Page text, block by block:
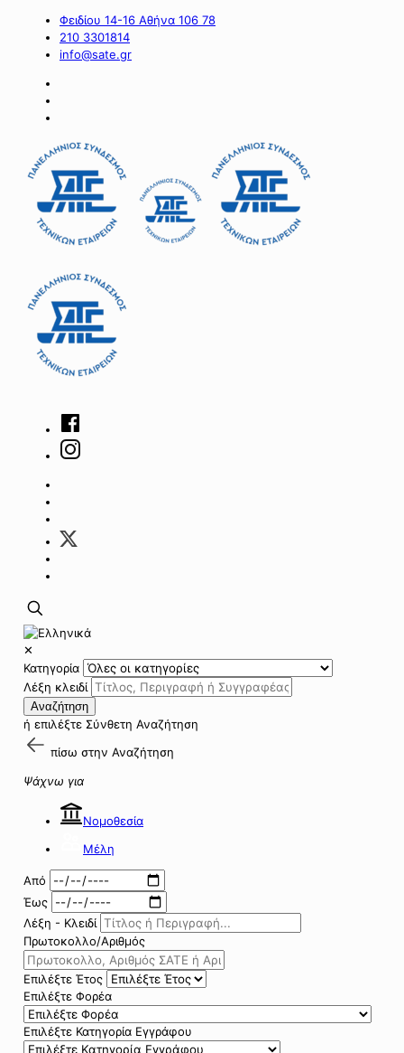
Φειδίου 14-16 Αθήνα 106 78
210 3301814
info@sate.gr
✕
Κατηγορία
Λέξη κλειδί
Αναζήτηση
ή επιλέξτε Σύνθετη Αναζήτηση
πίσω στην Αναζήτηση
Ψάχνω για
Νομοθεσία
Μέλη
Από
Έως
Λέξη - Κλειδί
Πρωτοκολλο/Αριθμός
Επιλέξτε Έτος
Επιλέξτε Φορέα
Επιλέξτε Κατηγορία Εγγράφου